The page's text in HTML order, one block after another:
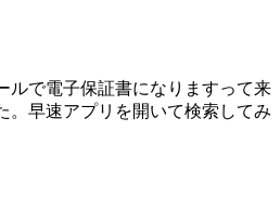
ルで電子保証書になりますって来
。早速アプリを開いて検索してみ